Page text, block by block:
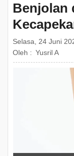
Benjolan
Selasa, 24 Juni
Oleh : Yusril A